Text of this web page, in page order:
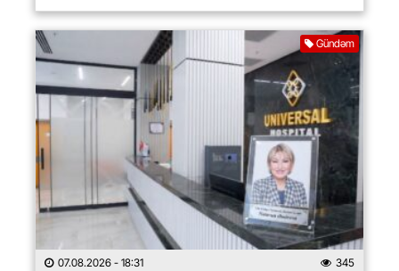
Gündəm
07.08.2026 - 18:31 345